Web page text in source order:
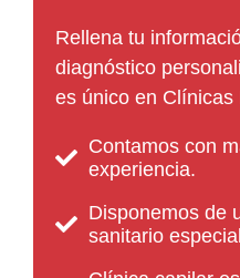
Rellena tu
diagnóstico
es único en Clínicas
Contamos con
experiencia.
Disponemos de
sanitario